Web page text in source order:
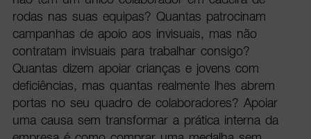
rodas nas suas equipas? Quantas patrocinam
campanhas de apoio aos invisuais, mas não
contratam invisuais para trabalhar consigo?
Quantas dizem apoiar crianças e jovens com
deficiências, mas quantas realmente lhes abrem
portas no seu quadro de colaboradores? Apoiar
uma causa sem transformar a prática interna da